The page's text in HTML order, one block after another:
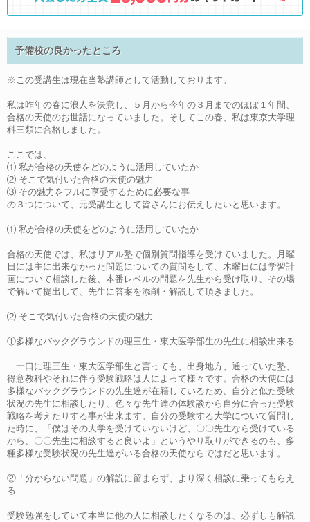
予備校の良かったところ
※この受講生は現在当塾講師として活動しております。
私は昨年の春に浪人を決意し、５月から今年の３月までのほぼ１年間、
合格の天使のお世話になっていました。そしてこの春、私は東京大学理
科三類に合格しました。
ここでは、
⑴ 私が合格の天使をどのように活用していたか
⑵ そこで気付いた合格の天使の魅力
⑶ その魅力をフルに享受するために必要な事
の３つについて、元受講生として皆さんにお伝えしたいと思います。
⑴ 私が合格の天使をどのように活用していたか
合格の天使では、私はリアル塾で個別質問指導を受けていました。月曜
日には主に出来なかった問題についての質問をして、木曜日には学習計
画について相談した後、本番レベルの問題を先生から受け取り、その場
で解いて提出して、先生に答案を添削・解説して頂きました。
⑵ そこで気付いた合格の天使の魅力
①多様なバックグラウンドの理三生・東大医学部生の先生に相談出来る
一口に理三生・東大医学部生と言っても、出身地方、通っていた塾、
得意教科やそれに伴う受験戦略は人によって様々です。合格の天使には
多様なバックグラウンドの先生達が在籍しているため、自分と似た受験
状況の先生に相談したり、色々な先生達の体験談から自分に合った受験
戦略を考えたりする事が出来ます。自分の受験する大学について質問し
た時に、「僕はその大学を受けていないけど、〇〇先生なら受けている
から、〇〇先生に相談すると良いよ」というやり取りができるのも、多
種多様な受験状況の先生達がいる合格の天使ならではだと思います。
②「分からない問題」の解説に留まらず、より深く相談に乗ってもらえ
る
受験勉強をしていて本当に他の人に相談したくなるのは、必ずしも解説